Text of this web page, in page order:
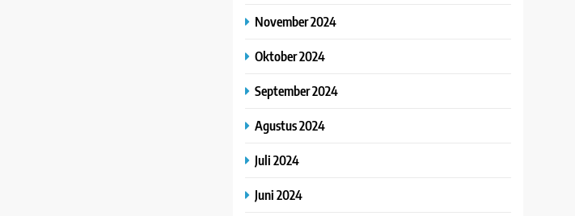
November 2024
Oktober 2024
September 2024
Agustus 2024
Juli 2024
Juni 2024